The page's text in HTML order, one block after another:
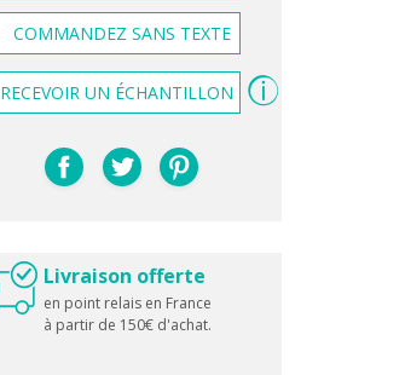
COMMANDEZ SANS TEXTE
RECEVOIR UN ÉCHANTILLON
Livraison offerte
en point relais en France
à partir de 150€ d'achat.